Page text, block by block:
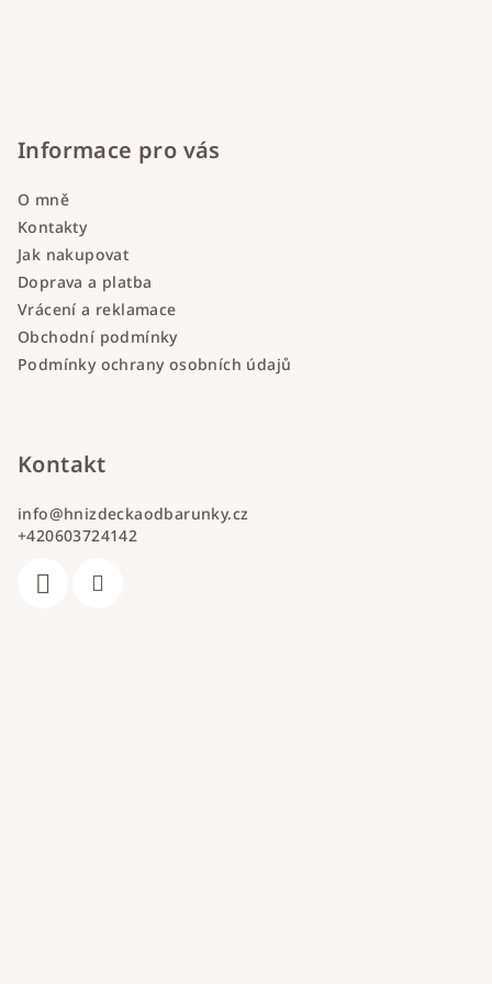
Informace pro vás
O mně
Kontakty
Jak nakupovat
Doprava a platba
Vrácení a reklamace
Obchodní podmínky
Podmínky ochrany osobních údajů
Kontakt
info@hnizdeckaodbarunky.cz
+420603724142